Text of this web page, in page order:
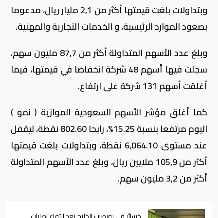
وبتداولات بلغت قيمتها أكثر من 2,1 مليار ريال، مدعوما
بصعود الموارد الرئيسية، و الخدمات التجارية والمهنية.
وبلغ عدد الأسهم المتداولة أكثر من 87,7 مليون سهم،
سجلت فيها أسهم 48 شركة انخفاضا في قيمتها، فيما
أغلقت أسهم 131 شركة على ارتفاع
.
كما أغلق مؤشر الأسهم السعودية الموازية ( نمو )
اليوم مرتفعا بنسبة 15.25%، رابحا 802.60 نقطة، ليقفل
عند مستوى 6,064.10 نقطة، وبتداولات بلغت قيمتها
أكثر من 105,9 ملايين ريال، وبلغ عدد الأسهم المتداولة
أكثر من 3,2 مليون سهم.